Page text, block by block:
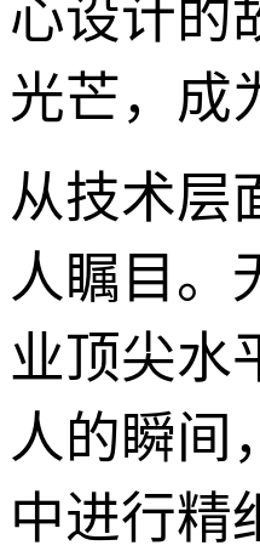
心设计的
光芒，成
从技术层
人瞩目。
业顶尖水
人的瞬间
中进行精